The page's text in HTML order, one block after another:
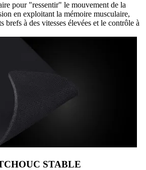
pour "ressentir" le mouvement de la
en exploitant la mémoire musculaire,
brefs à des vitesses élevées et le contrôle à
STABLE